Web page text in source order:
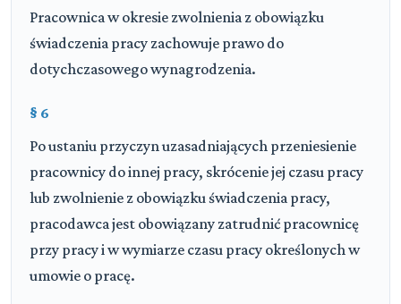
Pracownica w okresie zwolnienia z obowiązku
świadczenia pracy zachowuje prawo do
dotychczasowego wynagrodzenia.
§ 6
Po ustaniu przyczyn uzasadniających przeniesienie
pracownicy do innej pracy, skrócenie jej czasu pracy
lub zwolnienie z obowiązku świadczenia pracy,
pracodawca jest obowiązany zatrudnić pracownicę
przy pracy i w wymiarze czasu pracy określonych w
umowie o pracę.